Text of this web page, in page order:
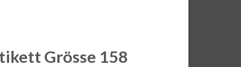
Grösse 158